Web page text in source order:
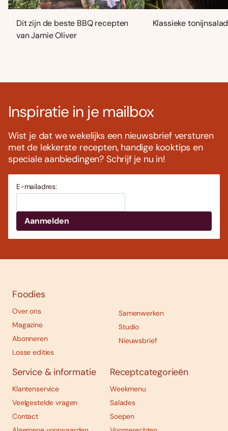
Dit zijn de beste BBQ recepten
van Jamie Oliver
Klassieke
Inspiratie in je mailbox
Wist je dat we wekelijks een nieuwsbrief versturen
met de lekkerste recepten, handige kooktips en
speciale aanbiedingen? Schrijf je nu in!
E-mailadres:
Foodies
Over ons
Magazine
Abonneren
Losse edities
Samenwerken
Studio
Nieuwsbrief
Service & informatie
Klantenservice
Veelgestelde vragen
Contact
Receptcategorieën
Weekmenu
Salades
Soepen